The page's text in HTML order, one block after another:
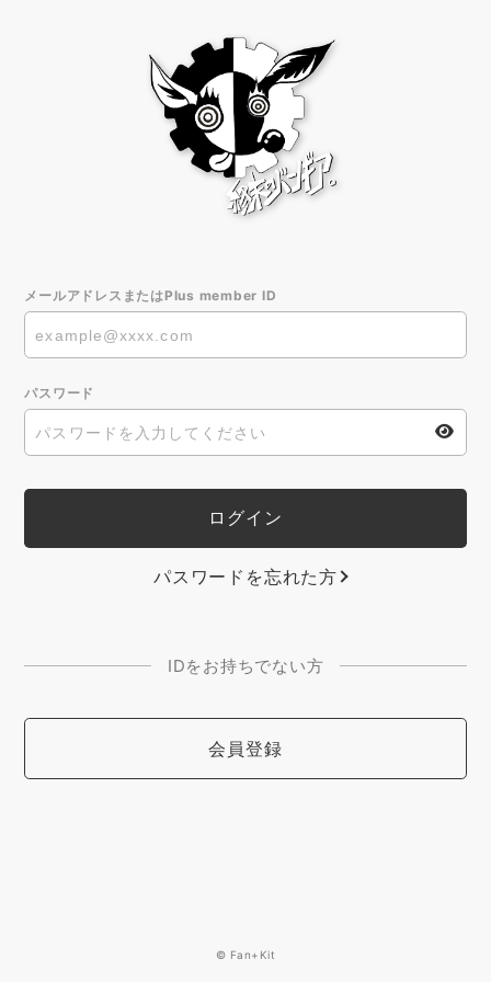
メールアドレスまたはPlus member ID
パスワード
パスワードを忘れた方
IDをお持ちでない方
会員登録
© Fan+Kit